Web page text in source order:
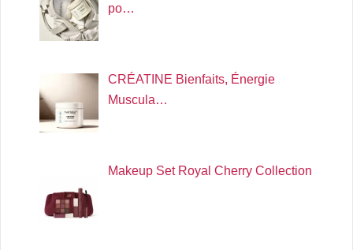
po…
CRÉATINE Bienfaits, Énergie
Muscula…
Makeup Set Royal Cherry Collection